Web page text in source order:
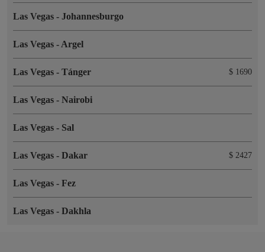
Las Vegas - Johannesburgo
Las Vegas - Argel
Las Vegas - Tánger $ 1690
Las Vegas - Nairobi
Las Vegas - Sal
Las Vegas - Dakar $ 2427
Las Vegas - Fez
Las Vegas - Dakhla